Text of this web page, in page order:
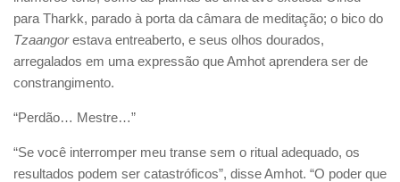
para Tharkk, parado à porta da câmara de meditação; o bico do
Tzaangorestava entreaberto, e seus olhos dourados,
arregalados em uma expressão que Amhot aprendera ser de
constrangimento.
“Perdão… Mestre…”
“Se você interromper meu transe sem o ritual adequado, os
resultados podem ser catastróficos”, disse Amhot. “O poder que